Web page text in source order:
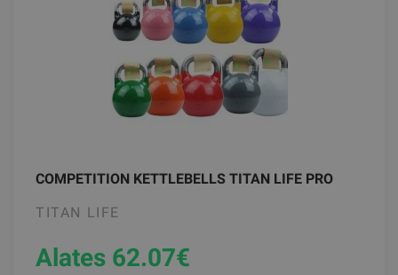
COMPETITION KETTLEBELLS TITAN LIFE PRO
TITAN LIFE
Alates 62.07€